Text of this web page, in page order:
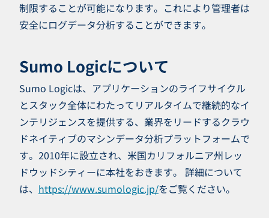
制限することが可能になります。これにより管理者は
安全にログデータ分析することができます。
Sumo Logicについて
Sumo Logicは、アプリケーションのライフサイクル
とスタック全体にわたってリアルタイムで継続的なイ
ンテリジェンスを提供する、業界をリードするクラウ
ドネイティブのマシンデータ分析プラットフォームで
す。2010年に設立され、米国カリフォルニア州レッ
ドウッドシティーに本社をおきます。 詳細について
は、 https://www.sumologic.jp/をご覧ください。